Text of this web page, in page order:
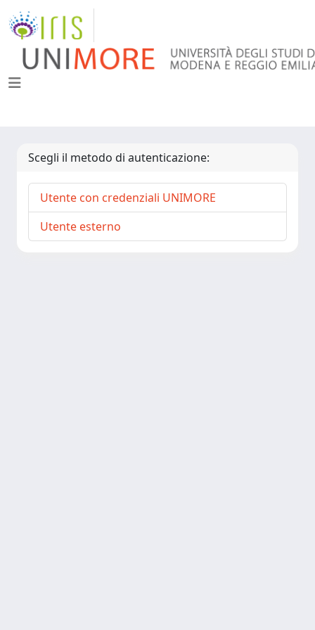
Scegli il metodo di autenticazione:
Utente con credenziali UNIMORE
Utente esterno